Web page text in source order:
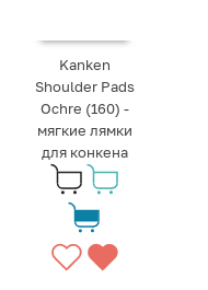
Kanken
Shoulder Pads
Ochre (160) -
мягкие лямки
для конкена